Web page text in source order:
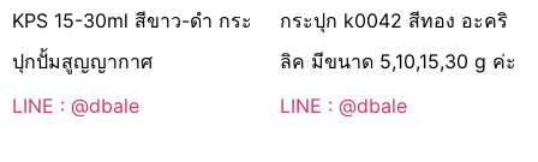
KPS 15-30ml สีขาว-ดำ กระ
ปุกปั้มสูญญากาศ
LINE : @dbale
กระปุก k0042 สีทอง อะคริ
ลิค มีขนาด 5,10,15,30 g ค่ะ
LINE : @dbale